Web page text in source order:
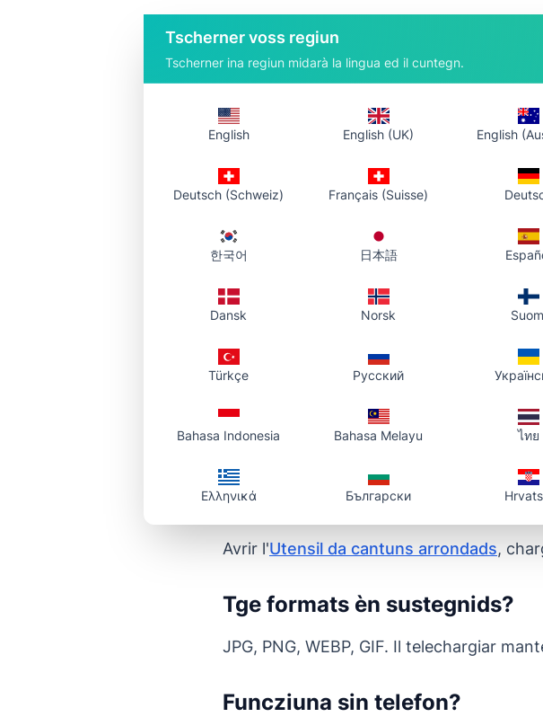
Presentaziuns e documents
Il medem radius sin screenshots e
Gratuit e immediat
– nagina
nagin limit d'utilisaziun per quest tool
Vista previa en temp real
– vesair il
– processaziun en il
Tuts ils apparats– PC, tablet, telefon
Dumondas frequentas
Co arrondesch jau ils cantuns
Avrir l'Utensil da cantuns arrondads,
Tge formats èn sustegnids?
JPG, PNG, WEBP, GIF. Il telechargiar
Funcziuna sin telefon?
Tscherner voss regiun
Tscherner ina regiun midarà la lingua ed il cuntegn.
English English (UK) English
Deutsch (Schweiz) Français (Suisse)
한국어 日本語
Dansk Norsk
Türkçe Русский
Bahasa Indonesia Bahasa Melayu ไทย
Ελληνικά Български